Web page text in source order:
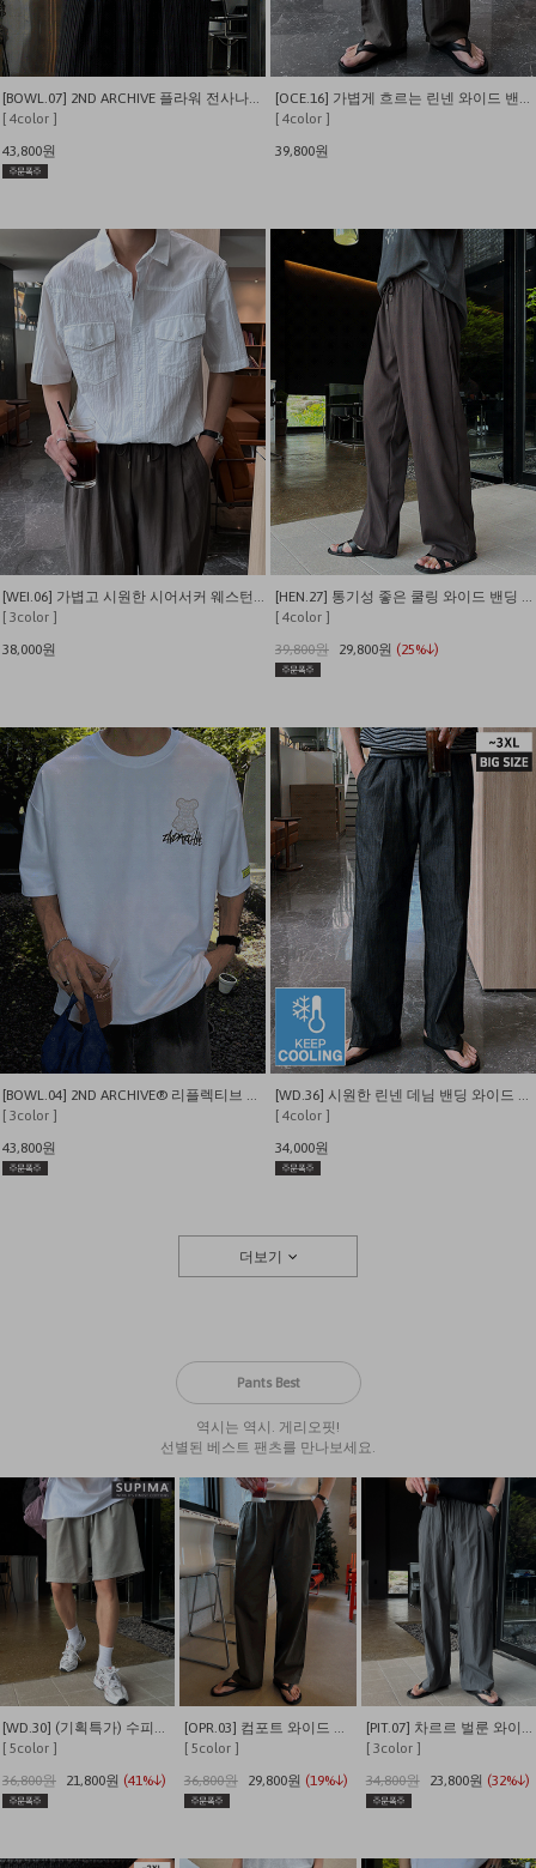
[BOWL.07] 2ND ARCHIVE 플라워 전사나염 오버핏 반팔티
[ 4color ]
43,800원
[OCE.16] 가볍게 흐르는 린넨 와이드 밴딩 팬츠
[ 4color ]
39,800원
[WEI.06] 가볍고 시원한 시어서커 웨스턴 반팔 셔츠
[ 3color ]
38,000원
[HEN.27] 통기성 좋은 쿨링 와이드 밴딩 슬랙스
[ 4color ]
39,800원
29,800원 (25%↓)
[ 3color ]
43,800원
[ 4color ]
34,000원
더보기
Pants Best
역시는 역시. 게리오핏!
선별된 베스트 팬츠를 만나보세요.
[ 5color ]
36,800원
21,800원 (41%↓)
[ 5color ]
36,800원
29,800원 (19%↓)
[ 3color ]
34,800원
23,800원 (32%↓)